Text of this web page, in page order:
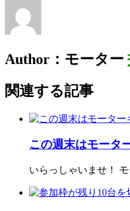
Author：モーター
関連する記事
この週末はモータ
いらっしゃいませ！